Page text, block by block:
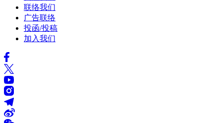
联络我们
广告联络
投函/投稿
加入我们